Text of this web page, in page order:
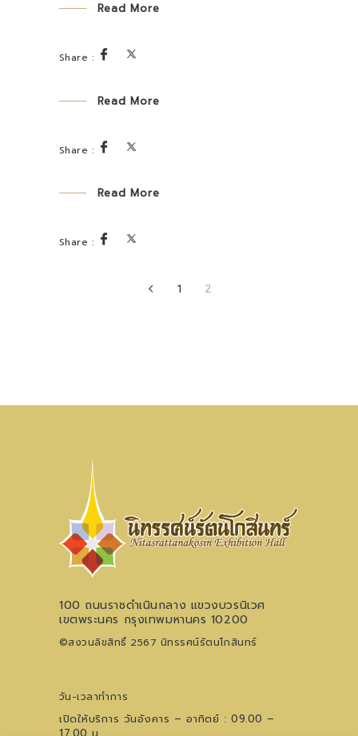
Read More
Read More
Read More
1 2
100 ถนนราชดำเนินกลาง แขวงบวรนิเวศ
เขตพระนคร กรุงเทพมหานคร 10200
©สงวนลิขสิทธิ์ 2567 นิทรรศน์รัตนโกสินทร์
วัน-เวลาทำการ
เปิดให้บริการ วันอังคาร – อาทิตย์ : 09.00 –